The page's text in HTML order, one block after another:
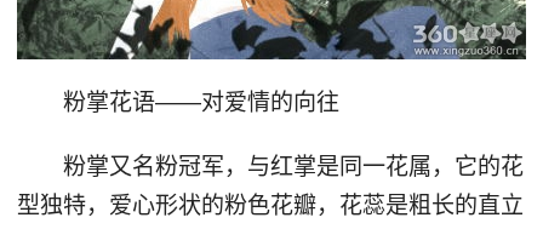
粉掌花语——对爱情的向往
粉掌又名粉冠军，与红掌是同一花属，它的花
型独特，爱心形状的粉色花瓣，花蕊是粗长的直立